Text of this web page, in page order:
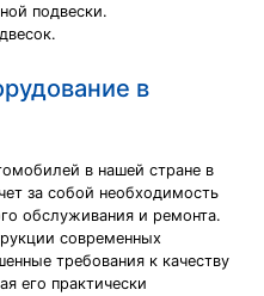
подвески.
в
в нашей стране в
за собой необходимость
обслуживания и ремонта.
современных
требования к качеству
его практически